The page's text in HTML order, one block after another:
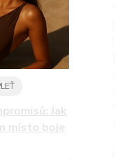
Jak
místo boje